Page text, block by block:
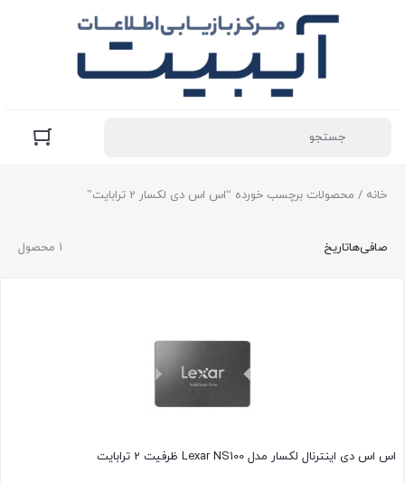
خانه / محصولات برچسب خورده “اس اس دی لکسار 2 ترابایت”
1 محصول صافی‌هاتاریخ
اس اس دی اینترنال لکسار مدل Lexar NS100 ظرفیت 2 ترابایت